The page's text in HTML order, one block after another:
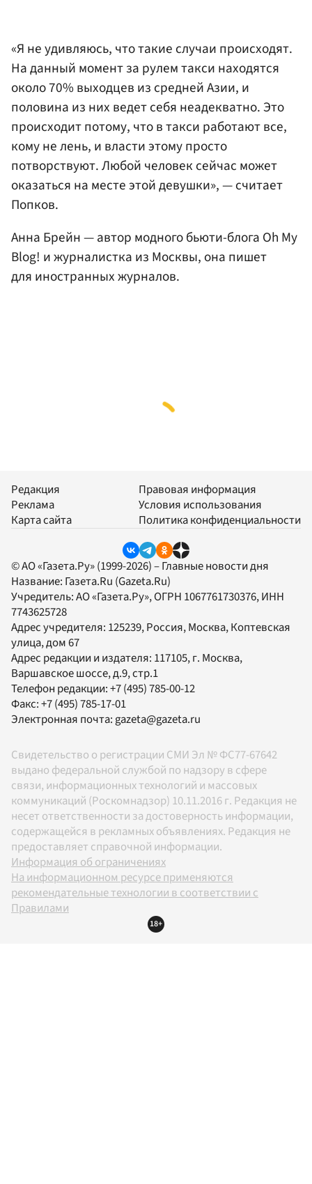
«Я не удивляюсь, что такие случаи происходят.
На данный момент за рулем такси находятся
около 70% выходцев из средней Азии, и
половина из них ведет себя неадекватно. Это
происходит потому, что в такси работают все,
кому не лень, и власти этому просто
потворствуют. Любой человек сейчас может
оказаться на месте этой девушки», — считает
Попков.
Анна Брейн — автор модного бьюти-блога Oh My
Blog! и журналистка из Москвы, она пишет
для иностранных журналов.
Редакция
Реклама
Карта сайта
Правовая информация
Условия использования
Политика конфиденциальности
© АО «Газета.Ру» (1999-2026) – Главные новости дня
Название: Газета.Ru (Gazeta.Ru)
Учредитель:АО «Газета.Ру», ОГРН 1067761730376, ИНН
7743625728
Адрес учредителя: 125239, Россия, Москва, Коптевская
улица, дом 67
Адрес редакции и издателя: 117105, г. Москва,
Варшавское шоссе, д.9, стр.1
Телефон редакции:+7 (495) 785-00-12
Факс:+7 (495) 785-17-01
Электронная почта: gazeta@gazeta.ru
Свидетельство о регистрации СМИ Эл № ФС77-67642
выдано федеральной службой по надзору в сфере
связи, информационных технологий и массовых
коммуникаций (Роскомнадзор) 10.11.2016 г. Редакция не
несет ответственности за достоверность информации,
содержащейся в рекламных объявлениях. Редакция не
предоставляет справочной информации.
Информация об ограничениях
На информационном ресурсе применяются
рекомендательные технологии в соответствии с
Правилами
18+